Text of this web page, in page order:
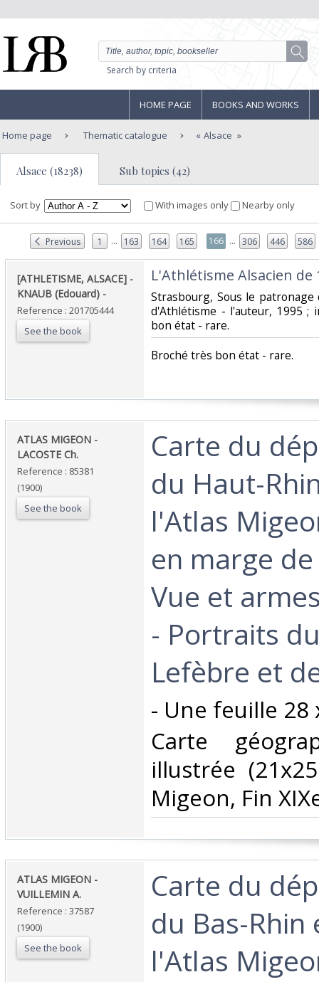
Search by criteria
HOME PAGE BOOKS AND WORKS
Home page Thematic catalogue Alsace
Alsace (18238) Sub topics (42)
Sort by With images only Nearby only
Previous 1 ... 163 164 165 166 ... 306 446 586
‎[ATHLETISME, ALSACE] -
KNAUB (Edouard) - ‎
Reference : 201705444
See the book
‎L'Athlétisme Alsacien de
‎Strasbourg, Sous le
d'Athlétisme - l'auteur, 1995 ;
bon état - rare.‎
‎Broché très bon état - rare.‎
‎ATLAS MIGEON -
LACOSTE Ch. ‎
Reference : 85381
(1900)
See the book
‎Carte du
du Haut-
l'Atlas
en marge
Vue et
- Portraits
Lefèbre et
‎- Une feuille 28
‎Carte
illustrée
Migeon, Fin
‎ATLAS MIGEON -
VUILLEMIN A. ‎
Reference : 37587
(1900)
See the book
‎Carte du
du Bas-
l'Atlas